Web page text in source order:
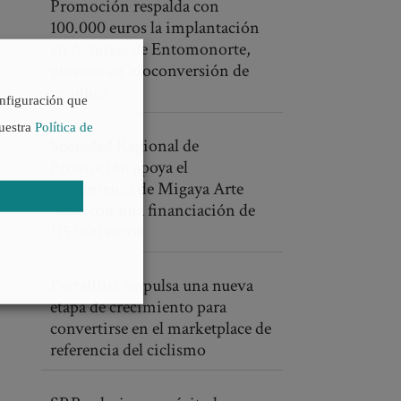
Promoción respalda con
100.000 euros la implantación
en Asturias de Entomonorte,
pionera en bioconversión de
residuos
Sociedad Regional de
Promoción apoya el
crecimiento de Migaya Arte
Sano con una financiación de
PortalBici impulsa una nueva
etapa de crecimiento para
convertirse en el marketplace de
referencia del ciclismo
que
Política de